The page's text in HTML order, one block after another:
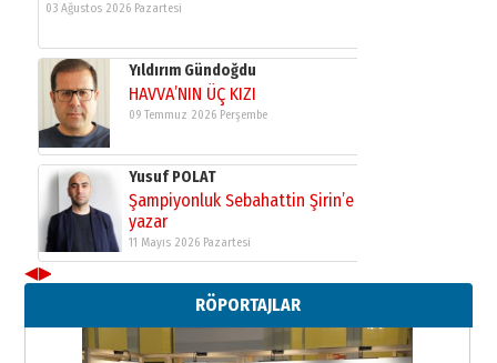
03 Ağustos 2026 Pazartesi
Yıldırım Gündoğdu
HAVVA’NIN ÜÇ KIZI
09 Temmuz 2026 Perşembe
Yusuf POLAT
Şampiyonluk Sebahattin Şirin’e
yazar
11 Mayıs 2026 Pazartesi
Neşat YALÇIN
Paranın Aile Kültüründeki Yeri
03 Ağustos 2026 Pazartesi
◀▶
RÖPORTAJLAR